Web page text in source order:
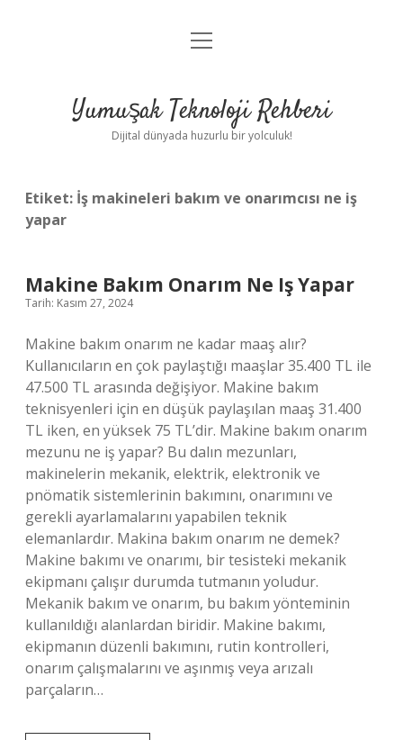
Anasayfa
Yasal Uyarı
menüyü
Yumuşak Teknoloji Rehberi
Dijital dünyada huzurlu bir yolculuk!
Etiket: İş makineleri bakım ve onarımcısı ne iş
yapar
Makine Bakım Onarım Ne Iş Yapar
Tarih: Kasım 27, 2024
Makine bakım onarım ne kadar maaş alır?
Kullanıcıların en çok paylaştığı maaşlar 35.400 TL ile
47.500 TL arasında değişiyor. Makine bakım
teknisyenleri için en düşük paylaşılan maaş 31.400
TL iken, en yüksek 75 TL’dir. Makine bakım onarım
mezunu ne iş yapar? Bu dalın mezunları,
makinelerin mekanik, elektrik, elektronik ve
pnömatik sistemlerinin bakımını, onarımını ve
gerekli ayarlamalarını yapabilen teknik
elemanlardır. Makina bakım onarım ne demek?
Makine bakımı ve onarımı, bir tesisteki mekanik
ekipmanı çalışır durumda tutmanın yoludur.
Mekanik bakım ve onarım, bu bakım yönteminin
kullanıldığı alanlardan biridir. Makine bakımı,
ekipmanın düzenli bakımını, rutin kontrolleri,
onarım çalışmalarını ve aşınmış veya arızalı
parçaların…